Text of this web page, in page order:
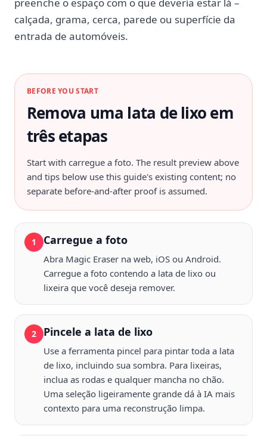
calçada, grama, cerca, parede ou superfície da
entrada de automóveis.
BEFORE YOU START
Remova uma lata de lixo em
três etapas
Start with carregue a foto. The result preview above
and tips below use this guide's existing content; no
separate before-and-after proof is assumed.
1 Carregue a foto
Abra Magic Eraser na web, iOS ou Android.
Carregue a foto contendo a lata de lixo ou
lixeira que você deseja remover.
2 Pincele a lata de lixo
Use a ferramenta pincel para pintar toda a lata
de lixo, incluindo sua sombra. Para lixeiras,
inclua as rodas e qualquer mancha no chão.
Uma seleção ligeiramente grande dá à IA mais
contexto para uma reconstrução limpa.